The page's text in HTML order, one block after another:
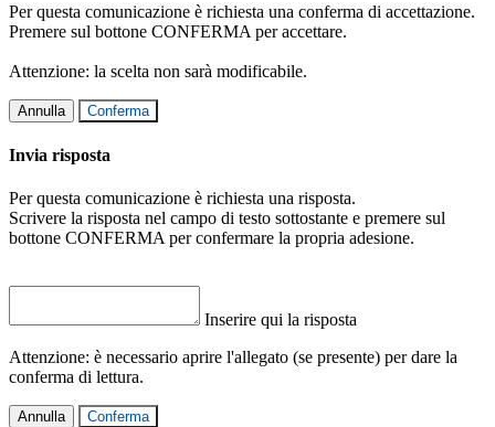
Per questa comunicazione è richiesta una conferma di accettazione.
Premere sul bottone CONFERMA per accettare.
Attenzione: la scelta non sarà modificabile.
Annulla Conferma
Invia risposta
Per questa comunicazione è richiesta una risposta.
Scrivere la risposta nel campo di testo sottostante e premere sul
bottone CONFERMA per confermare la propria adesione.
Inserire qui la risposta
Attenzione: è necessario aprire l'allegato (se presente) per dare la
conferma di lettura.
Annulla Conferma